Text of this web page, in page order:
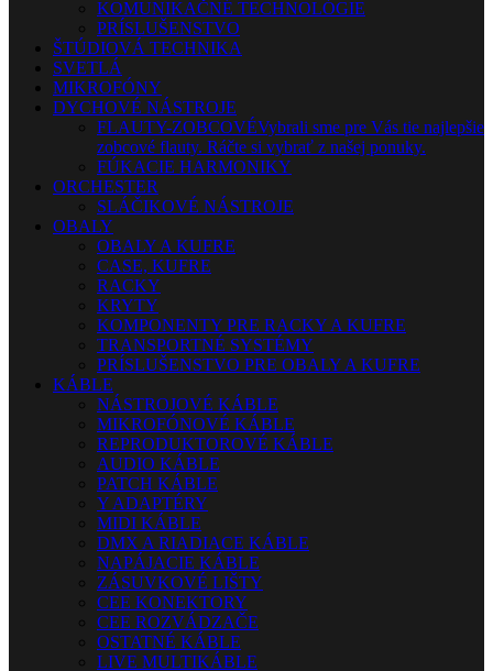
KOMUNIKAČNÉ TECHNOLÓGIE
PRÍSLUŠENSTVO
ŠTÚDIOVÁ TECHNIKA
SVETLÁ
MIKROFÓNY
DYCHOVÉ NÁSTROJE
FLAUTY-ZOBCOVÉVybrali sme pre Vás tie najlepšie
zobcové flauty. Ráčte si vybrať z našej ponuky.
FÚKACIE HARMONIKY
ORCHESTER
SLÁČIKOVÉ NÁSTROJE
OBALY
OBALY A KUFRE
CASE, KUFRE
RACKY
KRYTY
KOMPONENTY PRE RACKY A KUFRE
TRANSPORTNÉ SYSTÉMY
PRÍSLUŠENSTVO PRE OBALY A KUFRE
KÁBLE
NÁSTROJOVÉ KÁBLE
MIKROFÓNOVÉ KÁBLE
REPRODUKTOROVÉ KÁBLE
AUDIO KÁBLE
PATCH KÁBLE
Y ADAPTÉRY
MIDI KÁBLE
DMX A RIADIACE KÁBLE
NAPÁJACIE KÁBLE
ZÁSUVKOVÉ LIŠTY
CEE KONEKTORY
CEE ROZVÁDZAČE
OSTATNÉ KÁBLE
LIVE MULTIKÁBLE